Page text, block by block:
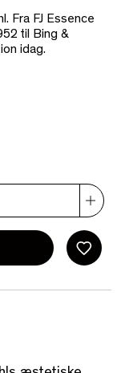
Fra FJ Essence
til Bing &
idag.